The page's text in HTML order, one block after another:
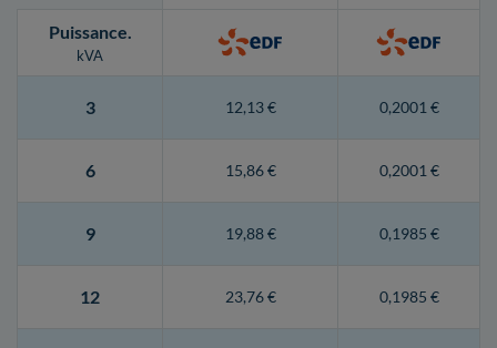
Puissance.
kVA
3 12,13 € 0,2001 €
6 15,86 € 0,2001 €
9 19,88 € 0,1985 €
12 23,76 € 0,1985 €